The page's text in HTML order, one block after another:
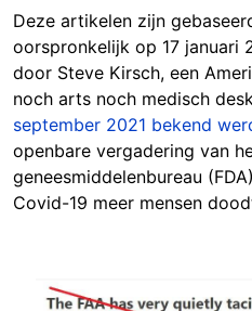
Deze artikelen zijn
oorspronkelijk op 17 januari
door Steve Kirsch, een
noch arts noch medisch
september 2021 bekend
openbare vergadering van
geneesmiddelenbureau
Covid-19 meer mensen
Image